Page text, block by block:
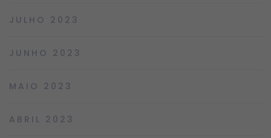
JULHO 2023
JUNHO 2023
MAIO 2023
ABRIL 2023